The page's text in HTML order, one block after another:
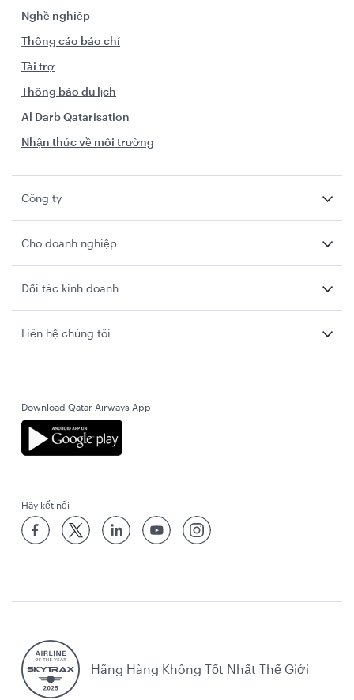
Nghề nghiệp
Thông cáo báo chí
Tài trợ
Thông báo du lịch
Al Darb Qatarisation
Nhận thức về môi trường
Công ty
Cho doanh nghiệp
Đối tác kinh doanh
Liên hệ chúng tôi
Download Qatar Airways App
Hãy kết nối
Hãng Hàng Không Tốt Nhất Thế Giới